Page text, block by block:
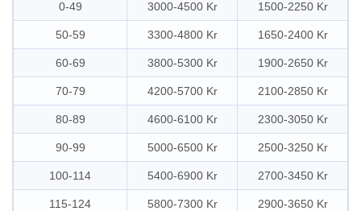
0-49 3000-4500 Kr 1500-2250 Kr
50-59 3300-4800 Kr 1650-2400 Kr
60-69 3800-5300 Kr 1900-2650 Kr
70-79 4200-5700 Kr 2100-2850 Kr
80-89 4600-6100 Kr 2300-3050 Kr
90-99 5000-6500 Kr 2500-3250 Kr
100-114 5400-6900 Kr 2700-3450 Kr
115-124 5800-7300 Kr 2900-3650 Kr